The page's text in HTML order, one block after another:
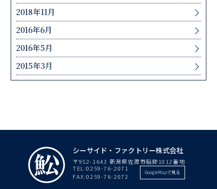
2018年11月
2016年6月
2016年5月
2015年3月
シーサイド・ファクトリー株式会社
〒952-1643 新潟県佐渡市稲鯨1012番地
TEL:0259-76-2071
FAX:0259-76-2072
GoogleMapで見る